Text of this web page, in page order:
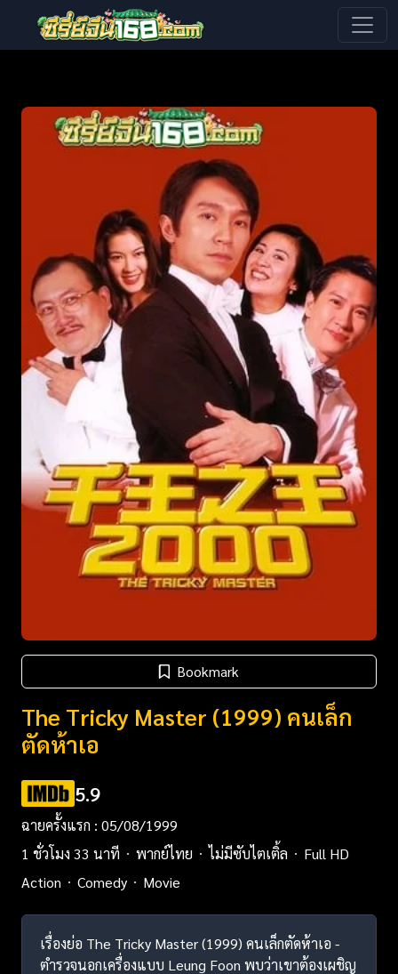
Bookmark
The Tricky Master (1999) คนเล็ก
ตัดห้าเอ
5.9
ฉายครั้งแรก : 05/08/1999
1 ชั่วโมง 33 นาที
พากย์ไทย ไม่มีซับไตเติ้ล
Full HD
Action
Comedy Movie
เรื่องย่อ The Tricky Master (1999) คนเล็กตัดห้าเอ -
ตำรวจนอกเครื่องแบบ Leung Foon พบว่าเขาต้องเผชิญ